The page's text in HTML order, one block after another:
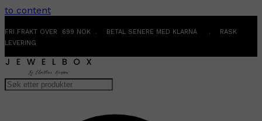
to content
FRI FRAKT OVER 699 NOK . BETAL SENERE MED KLARNA . RASK
LEVERING